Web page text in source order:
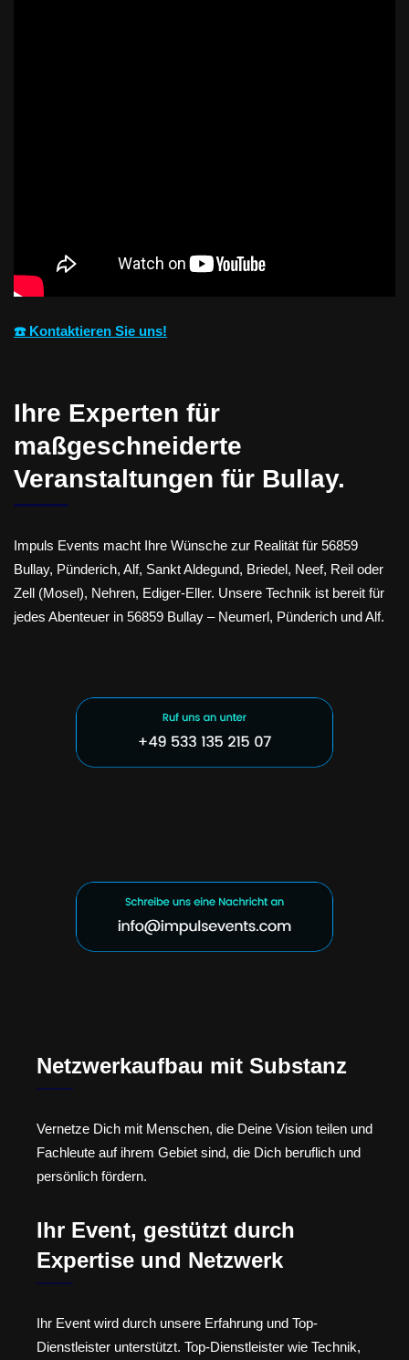
☎️ Kontaktieren Sie uns!
Ihre Experten für
maßgeschneiderte
Veranstaltungen für Bullay.
Impuls Events macht Ihre Wünsche zur Realität für 56859
Bullay, Pünderich, Alf, Sankt Aldegund, Briedel, Neef, Reil oder
Zell (Mosel), Nehren, Ediger-Eller. Unsere Technik ist bereit für
jedes Abenteuer in 56859 Bullay – Neumerl, Pünderich und Alf.
Netzwerkaufbau mit Substanz
Vernetze Dich mit Menschen, die Deine Vision teilen und
Fachleute auf ihrem Gebiet sind, die Dich beruflich und
persönlich fördern.
Ihr Event, gestützt durch
Expertise und Netzwerk
Ihr Event wird durch unsere Erfahrung und Top-
Dienstleister unterstützt. Top-Dienstleister wie Technik,